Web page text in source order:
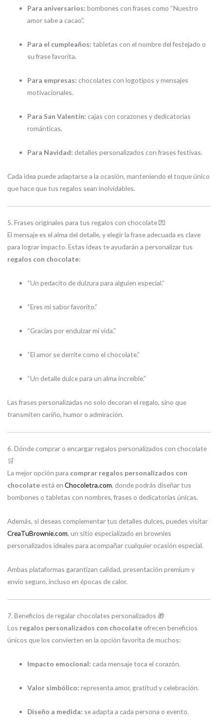
Para aniversarios: bombones con frases como “Nuestro
amor sabe a cacao”.
Para el cumpleaños: tabletas con el nombre del festejado o
su frase favorita.
Para empresas: chocolates con logotipos y mensajes
motivacionales.
Para San Valentín: cajas con corazones y dedicatorias
románticas.
Para Navidad: detalles personalizados con frases festivas.
Cada idea puede adaptarse a la ocasión, manteniendo el toque único
que hace que tus regalos sean inolvidables.
5. Frases originales para tus regalos con chocolate 💌
El mensaje es el alma del detalle, y elegir la frase adecuada es clave
para lograr impacto. Estas ideas te ayudarán a personalizar tus
regalos con chocolate:
“Un pedacito de dulzura para alguien especial.”
“Eres mi sabor favorito.”
“Gracias por endulzar mi vida.”
“El amor se derrite como el chocolate.”
“Un detalle dulce para un alma increíble.”
Las frases personalizadas no solo decoran el regalo, sino que
transmiten cariño, humor o admiración.
6. Dónde comprar o encargar regalos personalizados con chocolate
🛒
La mejor opción para comprar regalos personalizados con
chocolate está en Chocoletra.com, donde podrás diseñar tus
bombones o tabletas con nombres, frases o dedicatorias únicas.
Además, si deseas complementar tus detalles dulces, puedes visitar
CreaTuBrownie.com, un sitio especializado en brownies
personalizados ideales para acompañar cualquier ocasión especial.
Ambas plataformas garantizan calidad, presentación premium y
envío seguro, incluso en épocas de calor.
7. Beneficios de regalar chocolates personalizados 🎁
Los regalos personalizados con chocolate ofrecen beneficios
únicos que los convierten en la opción favorita de muchos:
Impacto emocional: cada mensaje toca el corazón.
Valor simbólico: representa amor, gratitud y celebración.
Diseño a medida: se adapta a cada persona o evento.